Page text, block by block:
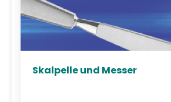
Skalpelle und Messer